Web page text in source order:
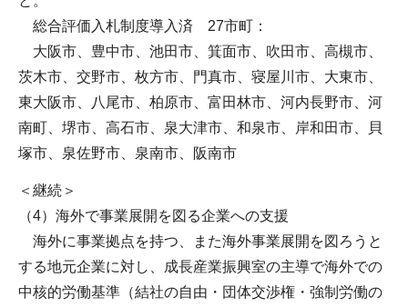
総合評価入札制度導入済 27市町：
大阪市、豊中市、池田市、箕面市、吹田市、高槻市、
茨木市、交野市、枚方市、門真市、寝屋川市、大東市、
東大阪市、八尾市、柏原市、富田林市、河内長野市、河
南町、堺市、高石市、泉大津市、和泉市、岸和田市、貝
塚市、泉佐野市、泉南市、阪南市
＜継続＞
（4）海外で事業展開を図る企業への支援
海外に事業拠点を持つ、また海外事業展開を図ろうと
する地元企業に対し、成長産業振興室の主導で海外での
中核的労働基準（結社の自由・団体交渉権・強制労働の